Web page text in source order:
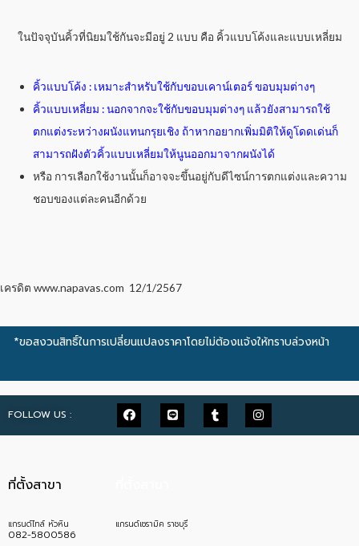
ในปัจจุบันคิ้วที่นิยมใช้กันจะมีอยู่ 2 แบบ คือ คิ้วแบบโค้งและแบบเหลี่ยม
คิ้วแบบโค้ง : เหมาะสำหรับใช้กับขอบเคาน์เตอร์ ขอบมุมต่างๆ
คิ้วแบบเหลี่ยม : นอกจากจะใช้กับขอบมุมต่างๆ แล้วยังสามารถใช้
ตกแต่งระหว่างผนังแทนกรุยเชิง ถ้าหากอยากเพิ่มมิติให้ดูโดดเด่นก็
สามารถฝังตัวคิ้วแบบเหลี่ยมให้นูนออกมาจากผนังได้
หรือ การเลือกใช้งานนั้นก็อาจจะขึ้นอยู่กับดีไซน์การตกแต่งและความ
ชอบของแต่ละคนอีกด้วย
เครดิต www.napavas.com 12/1/2567
*ขอสงวนสิทธิ์ในการเปลี่ยนแปลงราคาโดยไม่ต้องแจ้งให้ทราบล่วงหน้า
FOLLOW US :
ที่ตั้งสาขา
แกรนด์ไทล์ หัวหิน
082-5800586
แกรนด์เซรามิค ราชบุรี